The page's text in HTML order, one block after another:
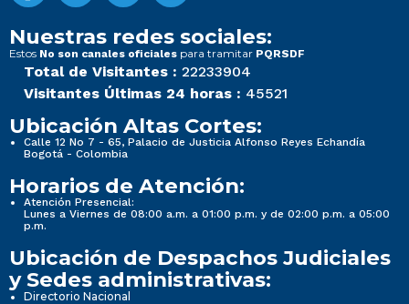
Nuestras redes sociales:
Estos No son canales oficiales para tramitar PQRSDF
Total de Visitantes : 22233904
Visitantes Últimas 24 horas : 45521
Ubicación Altas Cortes:
Calle 12 No 7 - 65, Palacio de Justicia Alfonso Reyes Echandía
Bogotá - Colombia
Horarios de Atención:
Atención Presencial:
Lunes a Viernes de 08:00 a.m. a 01:00 p.m. y de 02:00 p.m. a 05:00
p.m.
Ubicación de Despachos Judiciales
y Sedes administrativas:
Directorio Nacional